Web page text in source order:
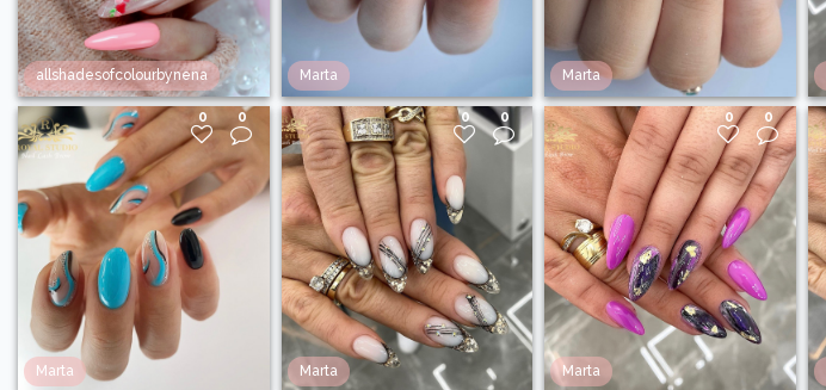
allshadesofcolourbynena Marta Marta
0 0
Marta
0 0
Marta
0 0
Marta